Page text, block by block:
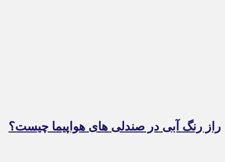
راز رنگ آبی در صندلی های هواپیما چیست؟